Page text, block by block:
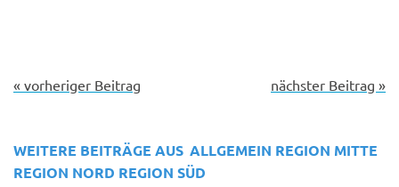
« vorheriger Beitrag nächster Beitrag »
WEITERE BEITRÄGE AUS ALLGEMEIN REGION MITTE
REGION NORD REGION SÜD